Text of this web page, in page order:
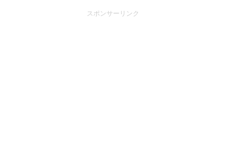
スポンサーリンク